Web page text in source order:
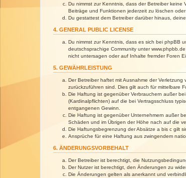
Du nimmst zur Kenntnis, dass der Betreiber
Beiträge und Funktionen jederzeit zu löschen oder
Du gestattest dem Betreiber darüber hinaus,
4. GENERAL PUBLIC LICENSE
Du nimmst zur Kenntnis, dass es sich bei phpBB
deutschsprachige Community unter
nicht untersagen oder auf Inhalte fremder Foren
5. GEWÄHRLEISTUNG
Der Betreiber haftet mit Ausnahme der
zurückzuführen sind. Dies gilt auch für mittelbare
Die Haftung ist gegenüber Verbrauchern außer
(Kardinalpflichten) auf die bei Vertragsschluss
entgangenen Gewinn.
Die Haftung ist gegenüber Unternehmern außer
Schäden und im Übrigen der Höhe nach auf die
Die Haftungsbegrenzung der Absätze a bis c gilt
Ansprüche für eine Haftung aus zwingendem
6. ÄNDERUNGSVORBEHALT
Der Betreiber ist berechtigt, die
Der Nutzer ist berechtigt, den Änderungen zu
Die Änderungen gelten als anerkannt und